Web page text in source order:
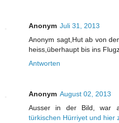
Anonym Juli 31, 2013
Anonym sagt,Hut ab von
heiss,überhaupt bis ins
Antworten
Anonym August 02, 2013
Ausser in der Bild, war
türkischen Hürriyet und hier